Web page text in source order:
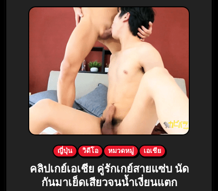
ญี่ปุ่น วิดีโอ หมวดหมู่ เอเชีย
คลิปเกย์เอเชีย คู่รักเกย์สายแซ่บ นัด
กันมาเย็ดเสียวจนน้ำเงี่ยนแตก